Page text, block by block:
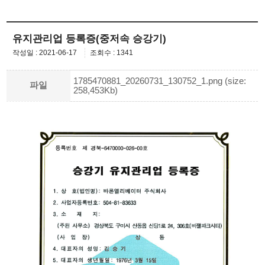
유지관리업 등록증(중저속 승강기)
작성일 : 2021-06-17 조회수 : 1341
파일
1785470881_20260731_130752_1.png (size:
258,453Kb)